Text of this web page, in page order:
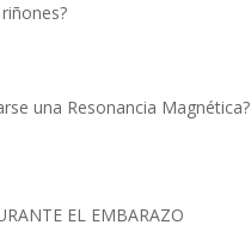
una Resonancia Magnética?
EL EMBARAZO